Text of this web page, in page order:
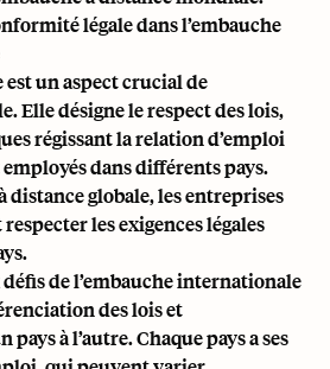
légale dans l’embauche
un aspect crucial de
Elle désigne le respect des lois,
régissant la relation d’emploi
dans différents pays.
distance globale, les entreprises
les exigences légales
de l’embauche internationale
des lois et
à l’autre. Chaque pays a ses